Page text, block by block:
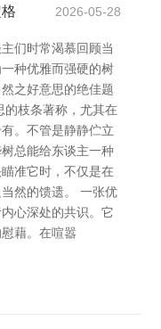
2026-05-28
们时常渴慕回顾当
种优雅而强硬的树
之好意思的绝佳题
的枝条著称，尤其在
。不管是静静伫立
总能给东谈主一种
准它时，不仅是在
然的馈遗。 一张优
心深处的共识。它
藉。在喧嚣